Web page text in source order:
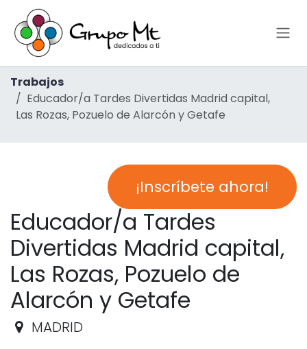
Ir al contenido
Trabajos
Educador/a Tardes Divertidas Madrid capital,
Las Rozas, Pozuelo de Alarcón y Getafe
¡Inscríbete ahora!
Educador/a Tardes
Divertidas Madrid capital,
Las Rozas, Pozuelo de
Alarcón y Getafe
MADRID